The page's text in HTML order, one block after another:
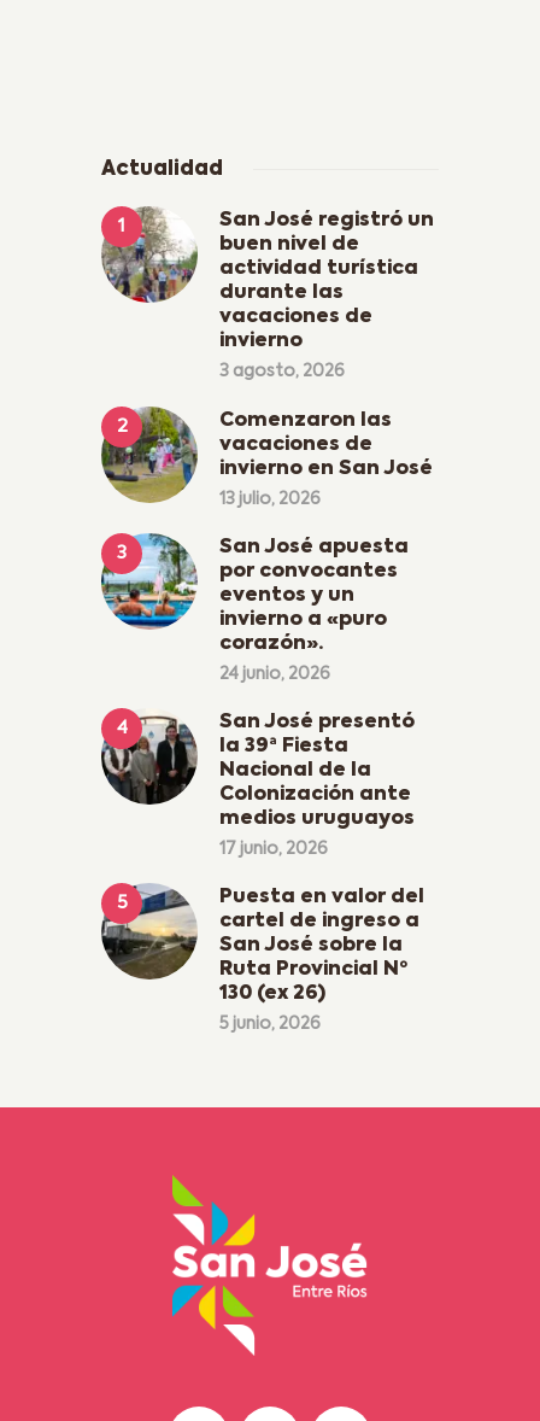
Actualidad
San José registró un
buen nivel de
actividad turística
durante las
vacaciones de
invierno
3 agosto, 2026
Comenzaron las
vacaciones de
invierno en San José
13 julio, 2026
San José apuesta
por convocantes
eventos y un
invierno a «puro
corazón».
24 junio, 2026
San José presentó
la 39ª Fiesta
Nacional de la
Colonización ante
medios uruguayos
17 junio, 2026
Puesta en valor del
cartel de ingreso a
San José sobre la
Ruta Provincial Nº
130 (ex 26)
5 junio, 2026